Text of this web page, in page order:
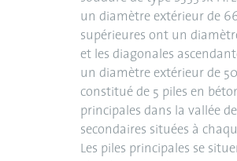
un diamètre extérieur de
supérieures ont un
et les diagonales
un diamètre extérieur de
constitué de 5 piles en
principales dans la vallée
secondaires situées à
Les piles principales se